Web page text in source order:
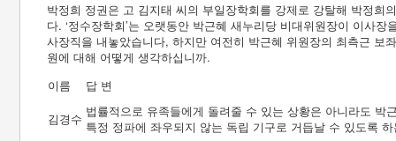
박정희 정권은 고 김지태 씨의 부일장학회를 강제로 강탈해 박정희의
다. ‘정수장학회’는 오랫동안 박근혜 새누리당 비대위원장이 이사
사장직을 내놓았습니다, 하지만 여전히 박근혜 위원장의 최측근 보
원에 대해 어떻게 생각하십니까.
이름
답 변
김경수 법률적으로 유족들에게 돌려줄 수 있는 상황은 아니라도
특정 정파에 좌우되지 않는 독립 기구로 거듭날 수 있도록